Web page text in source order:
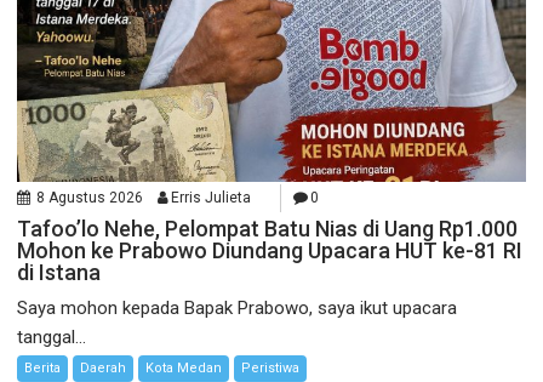
8 Agustus 2026 Erris Julieta 0
Tafoo’lo Nehe, Pelompat Batu Nias di Uang Rp1.000
Mohon ke Prabowo Diundang Upacara HUT ke-81 RI
di Istana
Saya mohon kepada Bapak Prabowo, saya ikut upacara
tanggal...
Berita Daerah Kota Medan Peristiwa